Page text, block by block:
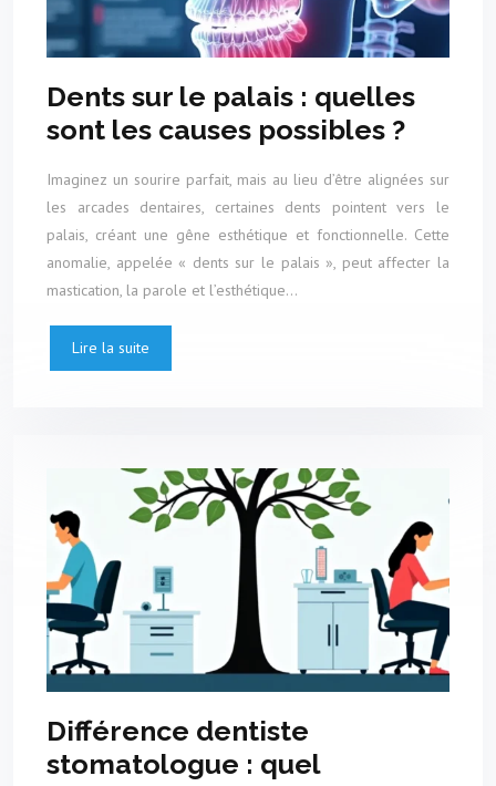
Dents sur le palais : quelles
sont les causes possibles ?
Imaginez un sourire parfait, mais au lieu d’être alignées sur
les arcades dentaires, certaines dents pointent vers le
palais, créant une gêne esthétique et fonctionnelle. Cette
anomalie, appelée « dents sur le palais », peut affecter la
mastication, la parole et l’esthétique…
Lire la suite
Différence dentiste
stomatologue : quel